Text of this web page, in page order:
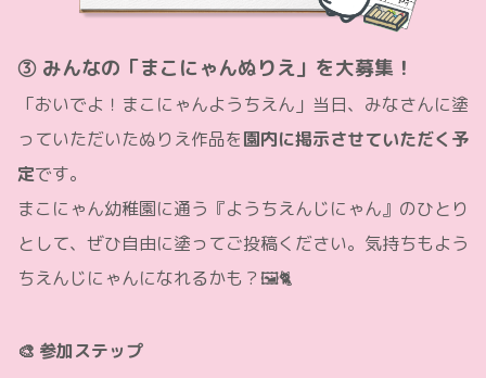
③ みんなの「まこにゃんぬりえ」を大募集！
「おいでよ！まこにゃんようちえん」当日、みなさんに塗
っていただいたぬりえ作品を園内に掲示させていただく予
定です。
まこにゃん幼稚園に通う『ようちえんじにゃん』のひとり
として、ぜひ自由に塗ってご投稿ください。気持ちもよう
ちえんじにゃんになれるかも？🖼️🐈
🎨 参加ステップ